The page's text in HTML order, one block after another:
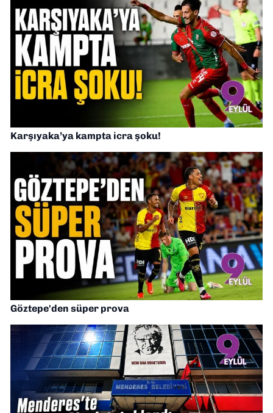
Karşıyaka’ya kampta icra şoku!
Göztepe'den süper prova